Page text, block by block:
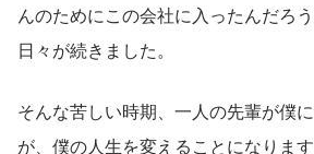
んのためにこの会社に入ったんだろ
日々が続きました。
そんな苦しい時期、一人の先輩が僕
が、僕の人生を変えることになります